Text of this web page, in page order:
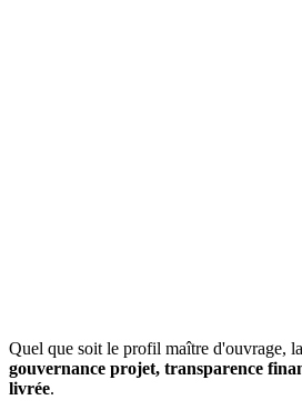
Quel que soit le profil maître d'ouvrage,
gouvernance projet, transparence
livrée.